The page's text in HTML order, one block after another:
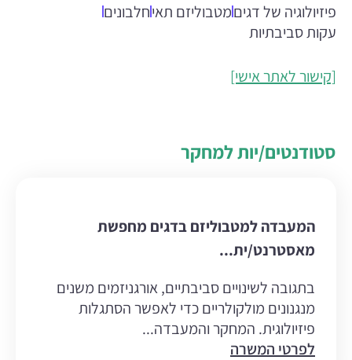
פיזיולוגיה של דגיםמטבוליזם תאיחלבונים
עקות סביבתיות
[קישור לאתר אישי]
סטודנטים/יות למחקר
המעבדה למטבוליזם בדגים מחפשת
מאסטרנט/ית...
בתגובה לשינויים סביבתיים, אורגניזמים משנים
מנגנונים מולקולריים כדי לאפשר הסתגלות
פיזיולוגית. המחקר והמעבדה...
לפרטי המשרה